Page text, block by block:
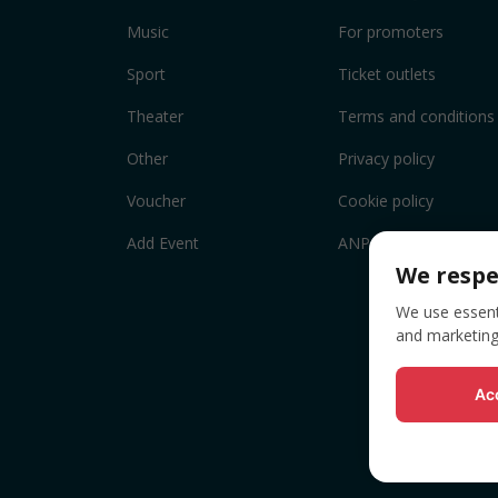
Music
Sport
Theater
Other
Voucher
Add Event
For promoters
Ticket outlets
Terms and conditions
Privacy policy
Cookie policy
ANPC
We
We use
and